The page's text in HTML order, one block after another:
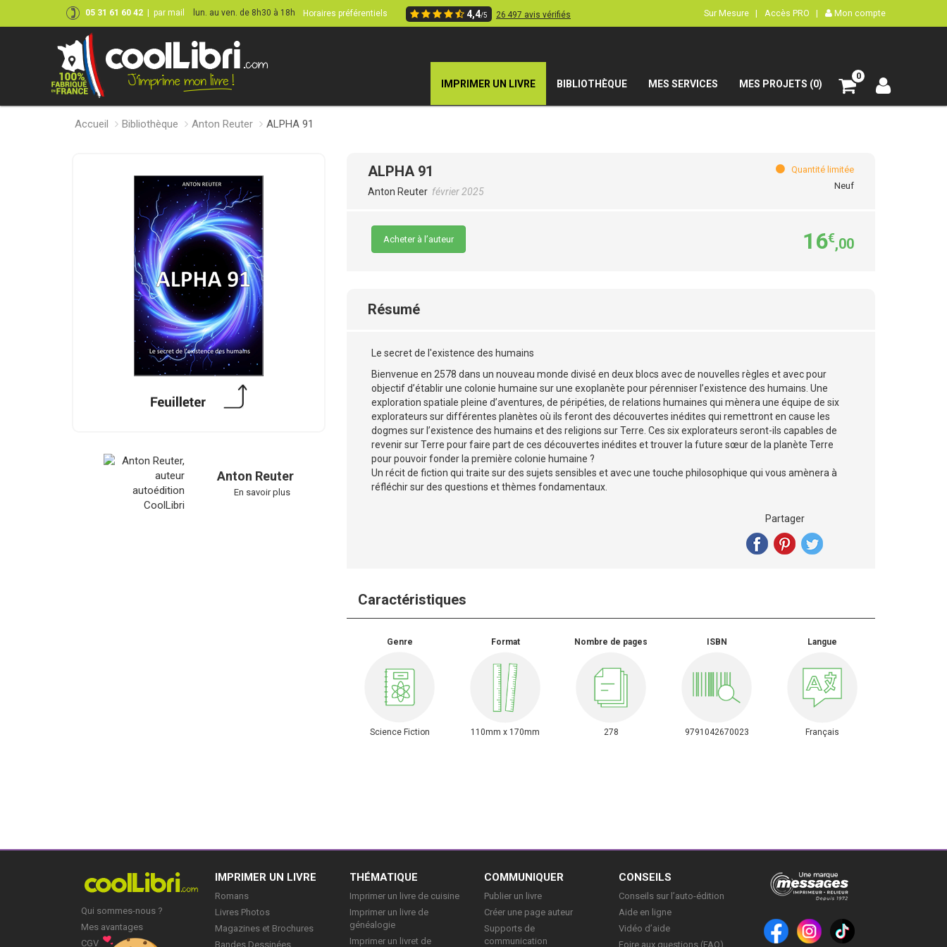
05 31 61 60 42 par mail lun. au ven. de 8h30 à 18h Horaires préférentiels 4,4/5 26 497 avis vérifiés Sur Mesure | Accès PRO | Mon compte
IMPRIMER UN LIVRE BIBLIOTHÈQUE MES SERVICES MES PROJETS (0)
0
Accueil Bibliothèque Anton Reuter ALPHA 91
Anton Reuter
En savoir plus
ALPHA 91
Anton Reuter février 2025
Quantité limitée
Neuf
Acheter à l’auteur 16€,00
Résumé
Le secret de l'existence des humains
Bienvenue en 2578 dans un nouveau monde divisé en deux blocs avec de nouvelles règles et avec pour
objectif d’établir une colonie humaine sur une exoplanète pour pérenniser l’existence des humains. Une
exploration spatiale pleine d’aventures, de péripéties, de relations humaines qui mènera une équipe de six
explorateurs sur différentes planètes où ils feront des découvertes inédites qui remettront en cause les
dogmes sur l’existence des humains et des religions sur Terre. Ces six explorateurs seront-ils capables de
revenir sur Terre pour faire part de ces découvertes inédites et trouver la future sœur de la planète Terre
pour pouvoir fonder la première colonie humaine ?
Un récit de fiction qui traite sur des sujets sensibles et avec une touche philosophique qui vous amènera à
réfléchir sur des questions et thèmes fondamentaux.
Partager
Caractéristiques
Genre
Science Fiction
Format
110mm x 170mm
Nombre de pages
278
ISBN
9791042670023
Langue
Français
Qui sommes-nous ?
Mes avantages
CGV
IMPRIMER UN LIVRE
Romans
Livres Photos
Magazines et Brochures
Bandes Dessinées
THÉMATIQUE
Imprimer un livre de cuisine
Imprimer un livre de
généalogie
Imprimer un livret de
COMMUNIQUER
Publier un livre
Créer une page auteur
Supports de
communication
CONSEILS
Conseils sur l’auto-édition
Aide en ligne
Vidéo d’aide
Foire aux questions (FAQ)